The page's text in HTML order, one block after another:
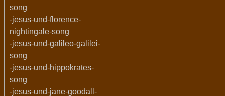
song
-jesus-und-florence-
nightingale-song
-jesus-und-galileo-galilei-
song
-jesus-und-hippokrates-
song
-jesus-und-jane-goodall-